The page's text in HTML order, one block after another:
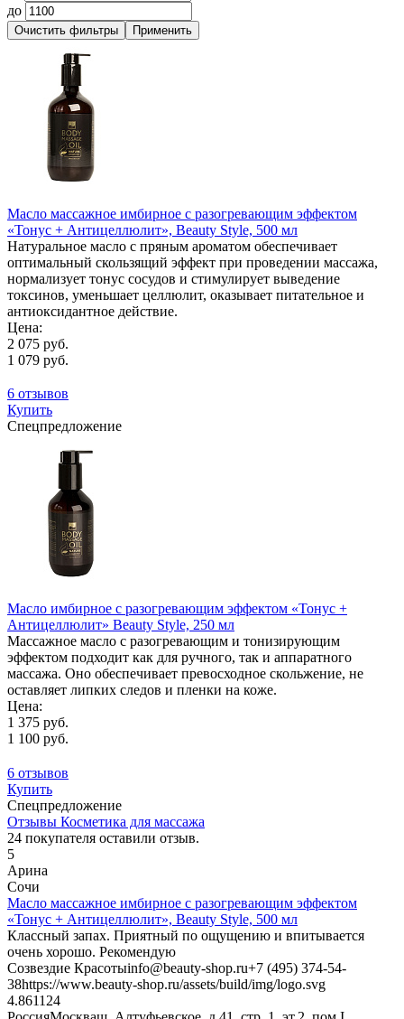
до
Масло массажное имбирное с разогревающим эффектом
«Тонус + Антицеллюлит», Beauty Style, 500 мл
Натуральное масло с пряным ароматом обеспечивает
оптимальный скользящий эффект при проведении массажа,
нормализует тонус сосудов и стимулирует выведение
токсинов, уменьшает целлюлит, оказывает питательное и
антиоксидантное действие.
Цена:
2 075 руб.
1 079 руб.
6 отзывов
Купить
Спецпредложение
Масло имбирное с разогревающим эффектом «Тонус +
Антицеллюлит» Beauty Style, 250 мл
Массажное масло с разогревающим и тонизирующим
эффектом подходит как для ручного, так и аппаратного
массажа. Оно обеспечивает превосходное скольжение, не
оставляет липких следов и пленки на коже.
Цена:
1 375 руб.
1 100 руб.
6 отзывов
Купить
Спецпредложение
Отзывы Косметика для массажа
24 покупателя оставили отзыв.
5
Арина
Сочи
Масло массажное имбирное с разогревающим эффектом
«Тонус + Антицеллюлит», Beauty Style, 500 мл
Классный запах. Приятный по ощущению и впитывается
очень хорошо. Рекомендую
Созвездие Красотыinfo@beauty-shop.ru+7 (495) 374-54-
38https://www.beauty-shop.ru/assets/build/img/logo.svg
4.8611 24